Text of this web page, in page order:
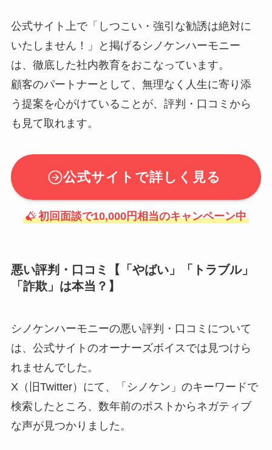
公式サイト上で「しつこい・強引な勧誘は絶対に
いたしません！」と掲げるシノケンハーモニー
は、徹底した社内教育をおこなっています。
顧客のパートナーとして、無理なく人生に寄り添
う提案を心がけていることが、評判・口コミから
も見て取れます。
公式サイトで詳しく見る
初回面談で10,000円相当のキャンペーン中
悪い評判・口コミ【「やばい」「トラブル」
「詐欺」は本当？】
シノケンハーモニーの悪い評判・口コミについて
は、公式サイトのオーナーズボイスでは見つけら
れませんでした。
X（旧Twitter）にて、「シノケン」のキーワードで
検索したところ、数年前のポストからネガティブ
な声が見つかりました。